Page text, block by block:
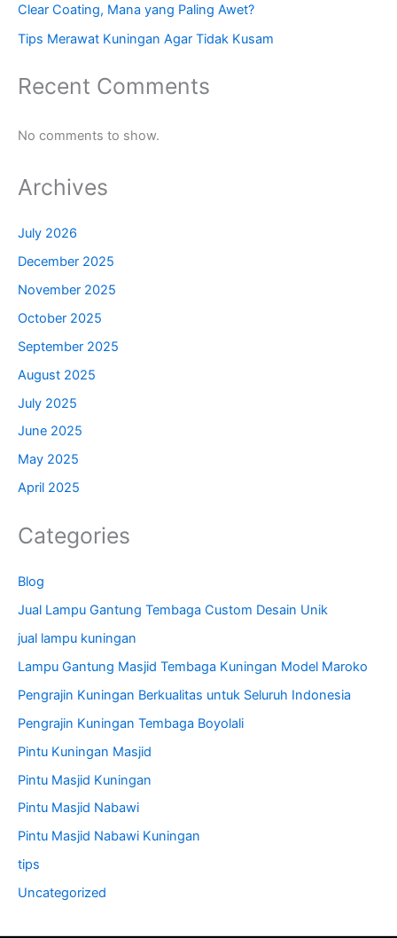
Clear Coating, Mana yang Paling Awet?
Tips Merawat Kuningan Agar Tidak Kusam
Recent Comments
No comments to show.
Archives
July 2026
December 2025
November 2025
October 2025
September 2025
August 2025
July 2025
June 2025
May 2025
April 2025
Categories
Blog
Jual Lampu Gantung Tembaga Custom Desain Unik
jual lampu kuningan
Lampu Gantung Masjid Tembaga Kuningan Model Maroko
Pengrajin Kuningan Berkualitas untuk Seluruh Indonesia
Pengrajin Kuningan Tembaga Boyolali
Pintu Kuningan Masjid
Pintu Masjid Kuningan
Pintu Masjid Nabawi
Pintu Masjid Nabawi Kuningan
tips
Uncategorized